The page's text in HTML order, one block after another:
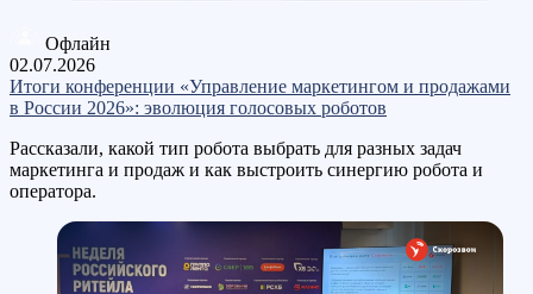
Офлайн
02.07.2026
Итоги конференции «Управление маркетингом и продажами
в России 2026»: эволюция голосовых роботов
Рассказали, какой тип робота выбрать для разных задач
маркетинга и продаж и как выстроить синергию робота и
оператора.